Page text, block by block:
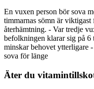
En vuxen person bör sova
timmarnas sömn är
återhämtning. - Var tredje
befolkningen klarar sig på 6
minskar behovet ytterligare
sova för länge
Äter du